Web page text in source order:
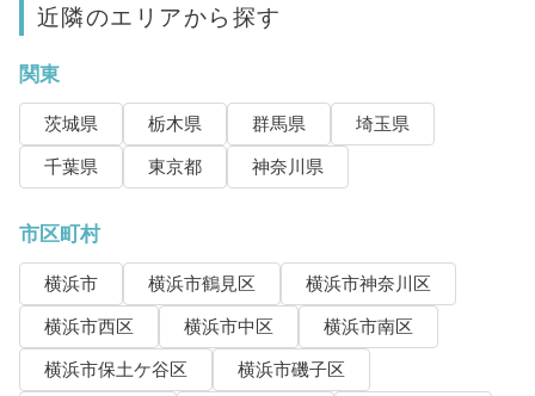
近隣のエリアから探す
関東
茨城県 栃木県 群馬県
埼玉県
千葉県
東京都 神奈川県
市区町村
横浜市 横浜市鶴見区
横浜市神奈川区
横浜市西区
横浜市中区
横浜市南区
横浜市保土ケ谷区
横浜市磯子区